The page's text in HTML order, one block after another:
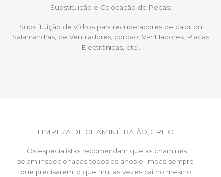
Substituição e Colocação de Peças:
Substituição de Vidros para recuperadores de calor ou
Salamandras, de Ventiladores, cordão, Ventiladores, Placas
Electrónicas, etc..
LIMPEZA DE CHAMINÉ BAIÃO, GRILO
Os especialistas recomendam que as chaminés
sejam inspecionadas todos os anos e limpas sempre
que precisarem, o que muitas vezes cai no mesmo